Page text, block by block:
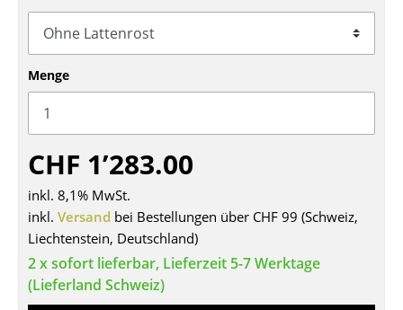
Beistelltische
Couchtische
Schreibtische
Stehtische & Stehpulte
Kindertische
Gartentische
Menge
CHF 1’283.00
inkl. 8,1% MwSt.
inkl. Versand bei Bestellungen über CHF 99 (Schweiz,
Liechtenstein, Deutschland)
2 x sofort lieferbar, Lieferzeit 5-7 Werktage
(Lieferland Schweiz)